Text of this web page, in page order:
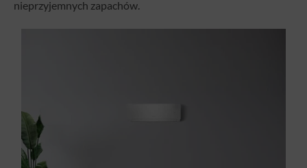
nieprzyjemnych zapachów.